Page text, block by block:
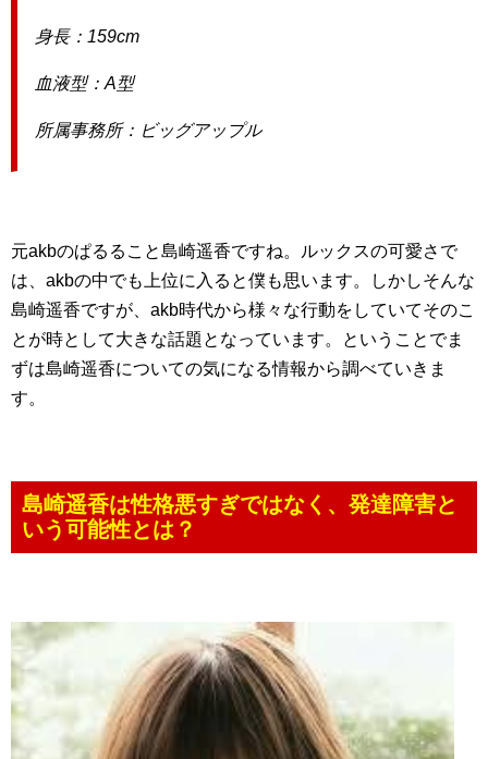
身長：159cm
血液型：A型
所属事務所：ビッグアップル
元akbのぱるること島崎遥香ですね。ルックスの可愛さで
は、akbの中でも上位に入ると僕も思います。しかしそんな
島崎遥香ですが、akb時代から様々な行動をしていてそのこ
とが時として大きな話題となっています。ということでま
ずは島崎遥香についての気になる情報から調べていきま
す。
島崎遥香は性格悪すぎではなく、発達障害と
いう可能性とは？